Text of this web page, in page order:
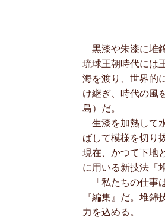
黒漆や朱漆に堆
琉球王朝時代には
海を渡り、世界的
け継ぎ、時代の風
島）だ。
生漆を加熱して
ばして模様を切り
現在、かつて下地
に用いる新技法「
「私たちの仕事
『編集』だ。堆
力を込める。